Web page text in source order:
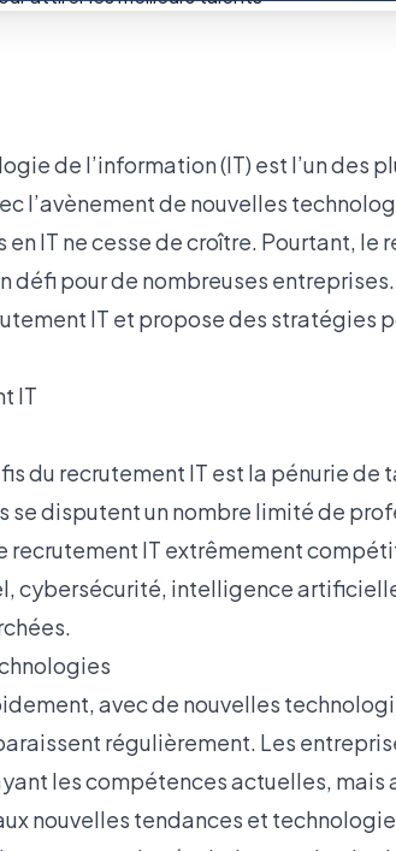
de l’information (IT) est l’un des
l’avènement de nouvelles
IT ne cesse de croître. Pourtant, le
défi pour de nombreuses
IT et propose des stratégies
IT
du recrutement IT est la pénurie de
se disputent un nombre limité de
recrutement IT extrêmement
cybersécurité, intelligence
avec de nouvelles
régulièrement. Les
les compétences actuelles, mais
nouvelles tendances et